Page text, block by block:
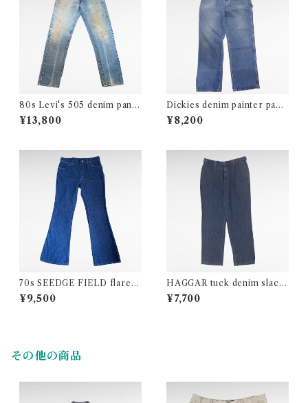
80s Levi's 505 denim pants
（made in USA）
¥13,800
Dickies denim painter pant
s
¥8,200
70s SEEDGE FIELD flared
denim pants
¥9,500
HAGGAR tuck denim slack
s pants
¥7,700
その他の商品